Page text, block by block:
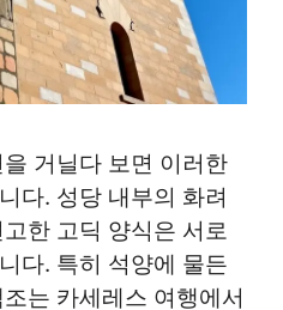
거닐다 보면 이러한
다. 성당 내부의 화려
한 고딕 양식은 서로
다. 특히 석양에 물든
는 카세레스 여행에서